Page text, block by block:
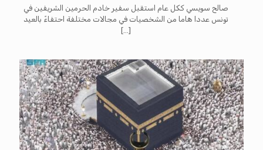
صالح سويسي ككل عام استقبل سفير خادم الحرمين الشريفين في
تونس عددا هاما من الشخصيات في مجالات مختلفة احتفاءً بالعيد
[…]